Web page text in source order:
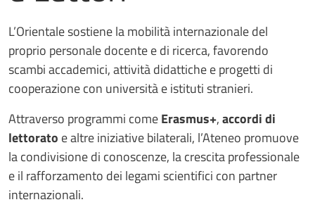
L’Orientale sostiene la mobilità internazionale del
proprio personale docente e di ricerca, favorendo
scambi accademici, attività didattiche e progetti di
cooperazione con università e istituti stranieri.
Attraverso programmi comeErasmus+,accordi di
lettorato e altre iniziative bilaterali, l’Ateneo promuove
la condivisione di conoscenze, la crescita professionale
e il rafforzamento dei legami scientifici con partner
internazionali.